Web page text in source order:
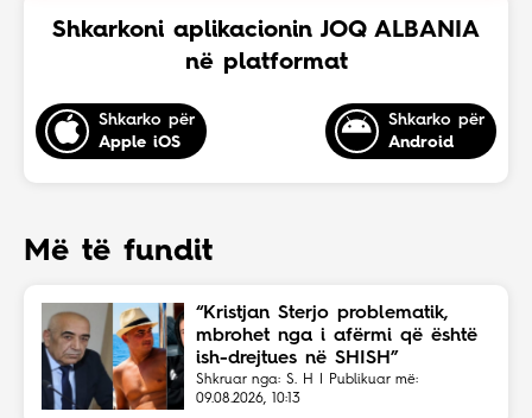
Shkarkoni aplikacionin JOQ ALBANIA
në platformat
Shkarko për
Apple iOS
Shkarko për
Android
Më të fundit
“Kristjan Sterjo problematik,
mbrohet nga i afërmi që është
ish-drejtues në SHISH”
Shkruar nga: S. H | Publikuar më:
09.08.2026, 10:13